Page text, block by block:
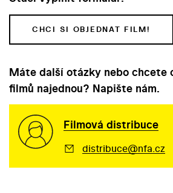
CHCI SI OBJEDNAT FILM!
Máte další otázky nebo chcete
filmů najednou? Napište nám.
Filmová distribuce
distribuce@nfa.cz